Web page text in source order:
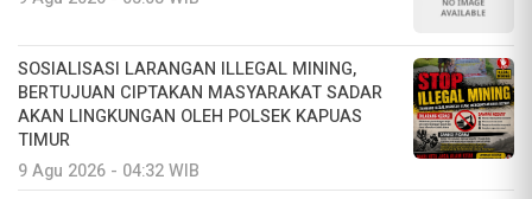
SOSIALISASI LARANGAN ILLEGAL MINING,
BERTUJUAN CIPTAKAN MASYARAKAT SADAR
AKAN LINGKUNGAN OLEH POLSEK KAPUAS
TIMUR
9 Agu 2026 - 04:32 WIB